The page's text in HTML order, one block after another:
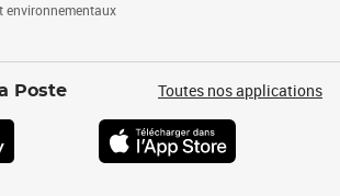
environnementaux
Poste Toutes nos applications